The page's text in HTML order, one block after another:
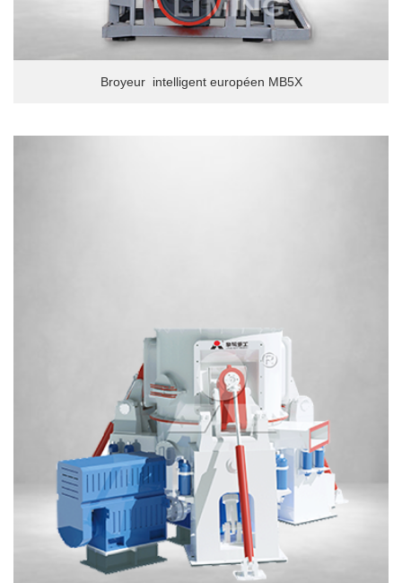
Broyeur intelligent européen MB5X